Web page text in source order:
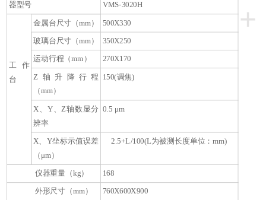
+
器型号 VMS-3020H
工作
台
金属台尺寸（mm） 500X330
玻璃台尺寸（mm） 350X250
运动行程（mm） 270X170
Z轴升降行程
（mm）
150(调焦)
X、Y、Z轴数显分
辨率
0.5 μm
X、Y坐标示值误差
（μm）
2.5+L/100(L为被测长度单位：mm)
仪器重量（kg） 168
外形尺寸（mm） 760X600X900